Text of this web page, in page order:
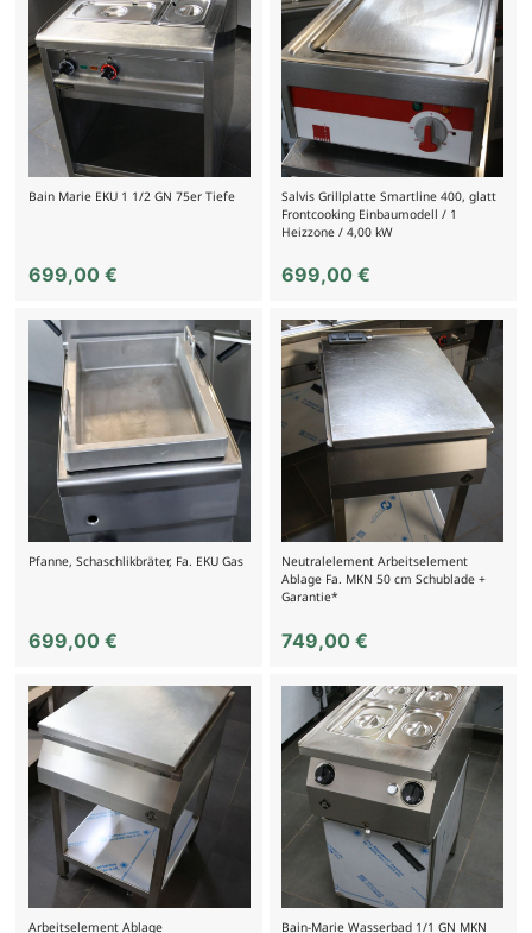
Bain Marie EKU 1 1/2 GN 75er Tiefe
699,00 €
Salvis Grillplatte Smartline 400, glatt
Frontcooking Einbaumodell / 1
Heizzone / 4,00 kW
699,00€
Pfanne, Schaschlikbräter, Fa. EKU Gas
699,00 €
Neutralelement Arbeitselement
Ablage Fa. MKN 50 cm Schublade +
Garantie*
749,00€
Arbeitselement Ablage
Bain-Marie Wasserbad 1/1 GN MKN